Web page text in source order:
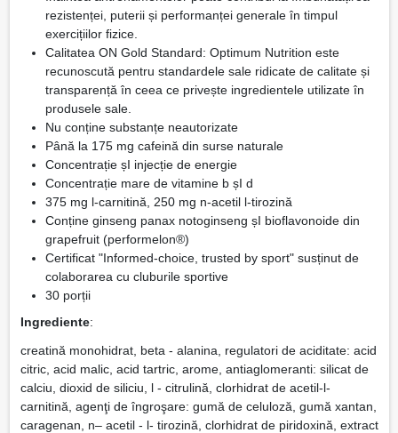
rezistenței, puterii și performanței generale în timpul
exercițiilor fizice.
Calitatea ON Gold Standard: Optimum Nutrition este
recunoscută pentru standardele sale ridicate de calitate și
transparență în ceea ce privește ingredientele utilizate în
produsele sale.
Nu conține substanțe neautorizate
Până la 175 mg cafeină din surse naturale
Concentrație șI injecție de energie
Concentrație mare de vitamine b șI d
375 mg l-carnitină, 250 mg n-acetil l-tirozină
Conține ginseng panax notoginseng șI bioflavonoide din
grapefruit (performelon®)
Certificat "Informed-choice, trusted by sport" susținut de
colaborarea cu cluburile sportive
30 porții
Ingrediente:
creatină monohidrat, beta - alanina, regulatori de aciditate: acid
citric, acid malic, acid tartric, arome, antiaglomeranti: silicat de
calciu, dioxid de siliciu, l - citrulină, clorhidrat de acetil-l-
carnitină, agenţi de îngroşare: gumă de celuloză, gumă xantan,
caragenan, n– acetil - l- tirozină, clorhidrat de piridoxină, extract